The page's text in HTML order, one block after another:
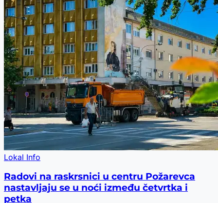
Lokal Info
Radovi na raskrsnici u centru Požarevca
nastavljaju se u noći između četvrtka i
petka